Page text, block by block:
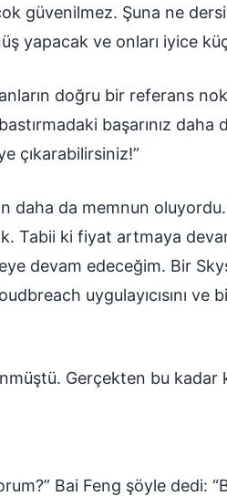
çok güvenilmez. Şuna ne
yapacak ve onları iyice
doğru bir referans
başarınız
çıkarabilirsiniz!”
daha da memnun
Tabii ki fiyat artmaya
devam edeceğim. Bir
uygulayıcısını ve
Gerçekten bu
Bai Feng şöyle dedi: